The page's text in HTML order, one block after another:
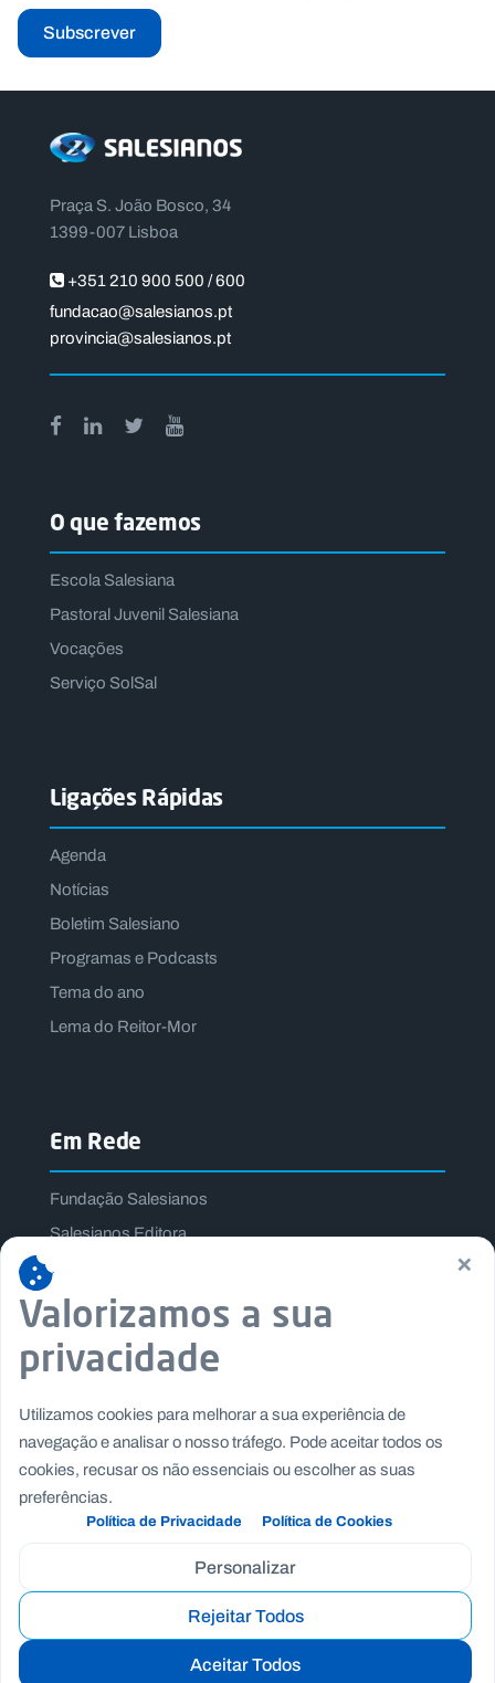
Subscrever
Praça S. João Bosco, 34
1399-007 Lisboa
+351 210 900 500 / 600
fundacao@salesianos.pt
provincia@salesianos.pt
O que fazemos
Escola Salesiana
Pastoral Juvenil Salesiana
Vocações
Serviço SolSal
Ligações Rápidas
Agenda
Notícias
Boletim Salesiano
Programas e Podcasts
Tema do ano
Lema do Reitor-Mor
Em Rede
Fundação Salesianos
Salesianos Editora
Família Salesiana
Missão Dom Bosco
Jogos Nacionais Salesianos
Copyright © Fundação Salesianos
Politica de Cookies |Termos e Condições
×
Valorizamos a sua
privacidade
Utilizamos cookies para melhorar a sua experiência de
navegação e analisar o nosso tráfego. Pode aceitar todos os
cookies, recusar os não essenciais ou escolher as suas
preferências.
Política de Privacidade Política de Cookies
Personalizar
Rejeitar Todos
Aceitar Todos